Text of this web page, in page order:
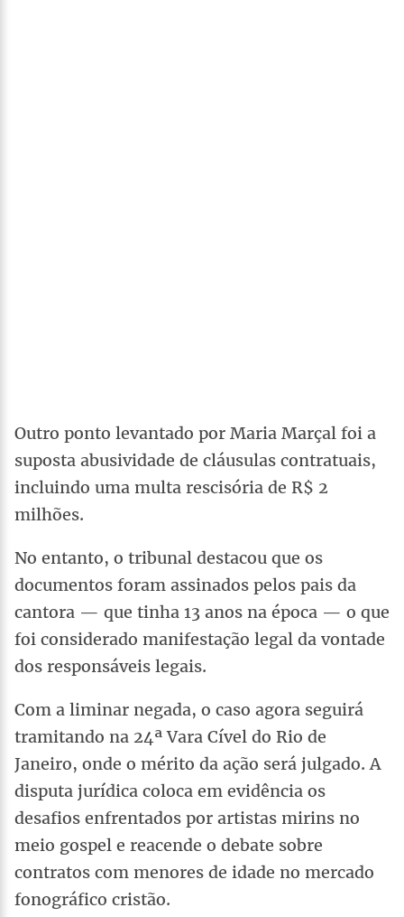
Outro ponto levantado por Maria Marçal foi a
suposta abusividade de cláusulas contratuais,
incluindo uma multa rescisória de R$ 2
milhões.
No entanto, o tribunal destacou que os
documentos foram assinados pelos pais da
cantora — que tinha 13 anos na época — o que
foi considerado manifestação legal da vontade
dos responsáveis legais.
Com a liminar negada, o caso agora seguirá
tramitando na 24ª Vara Cível do Rio de
Janeiro, onde o mérito da ação será julgado. A
disputa jurídica coloca em evidência os
desafios enfrentados por artistas mirins no
meio gospel e reacende o debate sobre
contratos com menores de idade no mercado
fonográfico cristão.